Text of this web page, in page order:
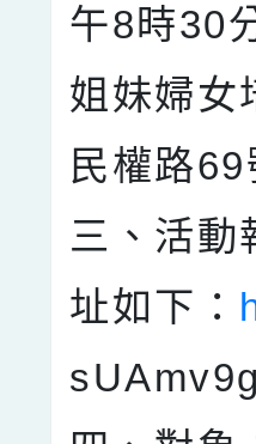
午8時30
姐妹婦女
民權路
三、活動
址如下：